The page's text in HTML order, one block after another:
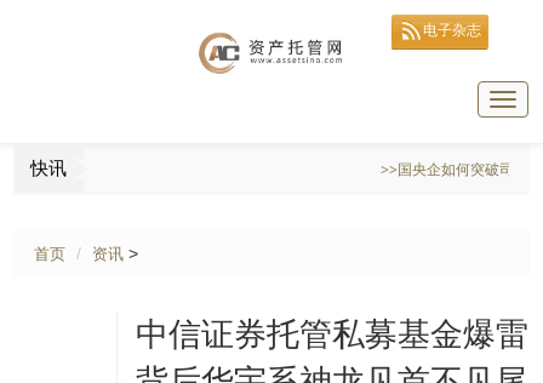
电子杂志
快讯 >>国央企如何突破司库管理瓶
首页 资讯 >
中信证券托管私募基金爆雷